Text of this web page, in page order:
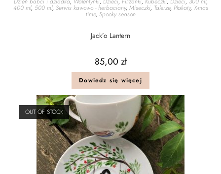
400 ml, 500 ml, Serwis kawowo - herbaciany, Miseczki, Talerze, Plakaty, X-mas
time, Spooky season
Jack’o Lantern
85,00 zł
Dowiedz się więcej
OUT OF STOCK